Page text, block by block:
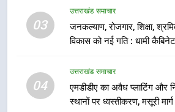
03
उत्तराखंड समाचार
जनकल्याण, रोजगार, शिक्षा,
विकास को नई गति : धामी
04
उत्तराखंड समाचार
एमडीडीए का अवैध प्लाटिंग और
स्थानों पर ध्वस्तीकरण, मसूरी
देना सरकार की
वाले महीनों में
भर्ती
उत्तराखंड समाचार
दिल्ली-देहरादून
12 किमी